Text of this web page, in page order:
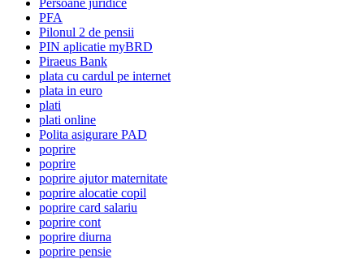
PFA
Pilonul 2 de pensii
PIN aplicatie myBRD
Piraeus Bank
plata cu cardul pe internet
plata in euro
plati
plati online
Polita asigurare PAD
poprire
poprire
poprire ajutor maternitate
poprire alocatie copil
poprire card salariu
poprire cont
poprire diurna
poprire pensie